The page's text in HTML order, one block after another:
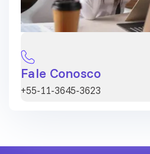
Fale Conosco
+55-11-3645-3623